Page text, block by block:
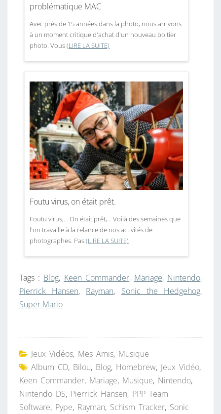
problématique MAC
Avec près de 15 années dans la photo, nous arrivons
à un moment critique d'achat d'un nouveau boitier
photo. Vous(LIRE LA SUITE)
Foutu virus, on était prêt.
Foutu virus,... On était prêt,... Voilà des semaines que
l'on travaille à la relance de nos activités de
photographes. Pas(LIRE LA SUITE)
Tags : Blog, Keen Commander, Mariage, Nintendo,
Pierrick Hansen, Rayman, Sonic the Hedgehog,
Super Mario
Jeux Vidéos, Mes Amis, Musique
Album CD, Bilou, Blog, Homebrew, Jeux Vidéo,
Keen Commander, Mariage, Musique, Nintendo,
Nintendo DS, Pierrick Hansen, PPP Team
Software, Pype, Rayman, Schism Tracker, Sonic